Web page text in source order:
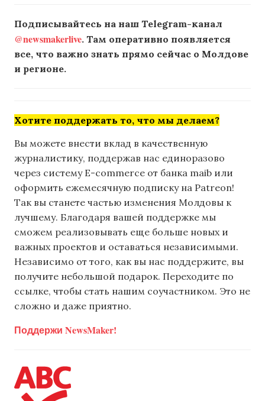
Подписывайтесь на наш Telegram-канал
@newsmakerlive. Там оперативно появляется
все, что важно знать прямо сейчас о Молдове
и регионе.
Хотите поддержать то, что мы делаем?
Вы можете внести вклад в качественную
журналистику, поддержав нас единоразово
через систему E-commerce от банка maib или
оформить ежемесячную подписку на Patreon!
Так вы станете частью изменения Молдовы к
лучшему. Благодаря вашей поддержке мы
сможем реализовывать еще больше новых и
важных проектов и оставаться независимыми.
Независимо от того, как вы нас поддержите, вы
получите небольшой подарок. Переходите по
ссылке, чтобы стать нашим соучастником. Это не
сложно и даже приятно.
Поддержи NewsMaker!